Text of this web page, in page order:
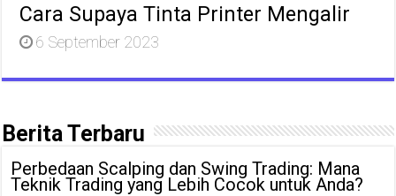
Cara Supaya Tinta Printer Mengalir
6 September 2023
Berita Terbaru
Perbedaan Scalping dan Swing Trading: Mana
Teknik Trading yang Lebih Cocok untuk Anda?